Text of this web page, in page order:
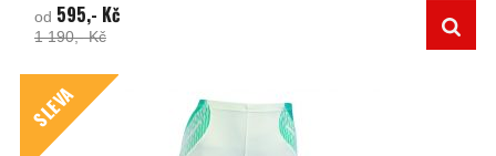
od 595,- Kč
1 190,- Kč
SLEVA